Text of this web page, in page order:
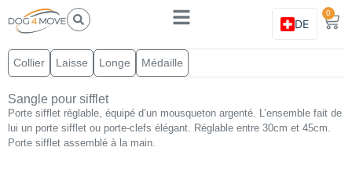
DE
0
Collier Laisse Longe Médaille
Sangle pour sifflet
Porte sifflet réglable, équipé d’un mousqueton argenté. L’ensemble fait de
lui un porte sifflet ou porte-clefs élégant. Réglable entre 30cm et 45cm.
Porte sifflet assemblé à la main.